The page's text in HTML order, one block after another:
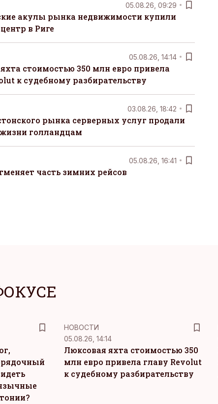
05.08.26, 09:29
акулы рынка недвижимости купили
в Риге
05.08.26, 14:14
стоимостью 350 млн евро привела
к судебному разбирательству
03.08.26, 18:42
рынка серверных услуг продали
голландцам
05.08.26, 16:41
часть зимних рейсов
НОВОСТИ
05.08.26, 14:14
Люксовая яхта стоимостью 350
млн евро привела главу Revolut
к судебному разбирательству